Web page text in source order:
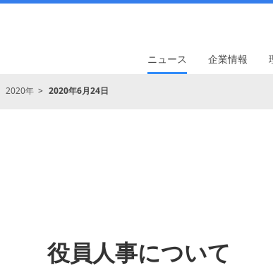
ニュース 企業情報
2020年 2020年6月24日
役員人事について